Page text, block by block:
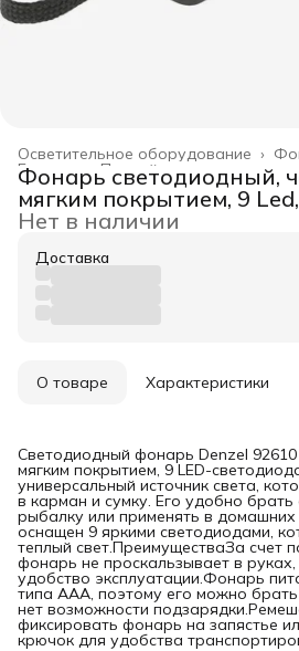
Осветительное оборудование ›
Прочий инструмент ›
Главная ›
Фонарь светодиодный,
мягким покрытием, 9
Нет в наличии
Доставка
О товаре Характеристики
Светодиодный фонарь Denzel
мягким покрытием, 9 LED-
универсальный источник света,
в карман и сумку. Его удобно
рыбалку или применять в
оснащен 9 яркими светодиодами,
теплый свет.ПреимуществаЗа счет
фонарь не проскальзывает в
удобство эксплуатации.Фонарь
типа ААА, поэтому его можно брать
нет возможности
фиксировать фонарь на запястье
крючок для удобства